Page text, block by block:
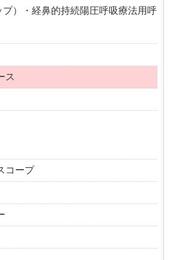
）・経鼻的持続陽圧呼吸療法用呼
ス
コープ